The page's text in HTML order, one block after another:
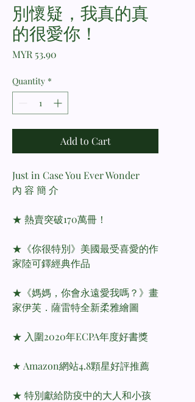
別懷疑，我真的真
的很愛你！
MYR 53.90
Quantity *
Add to Cart
Just in Case You Ever Wonder
內 容 簡 介
★ 熱賣突破170萬冊！
★《你很特別》美國最受喜愛的作
家陸可鐸經典作品
★《媽媽，你會永遠愛我嗎？》畫
家伊芙．薩雷特全新柔雅繪圖
★ 入圍2020年ECPA年度好書獎
★ Amazon網站4.8顆星好評推薦
★ 特別獻給防疫中的大人和小孩